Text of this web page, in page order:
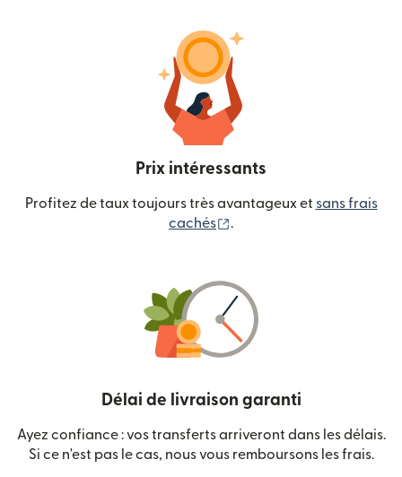
Prix intéressants
Profitez de taux toujours très avantageux et sans frais
cachés
.
Délai de livraison garanti
Ayez confiance : vos transferts arriveront dans les délais.
Si ce n'est pas le cas, nous vous remboursons les frais.